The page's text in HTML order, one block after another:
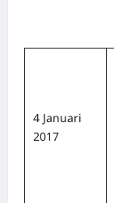
4 Januari
2017